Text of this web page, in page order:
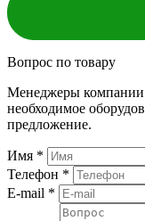
Вопрос по товару
Менеджеры компании
необходимое
предложение.
Имя *
Телефон *
E-mail *